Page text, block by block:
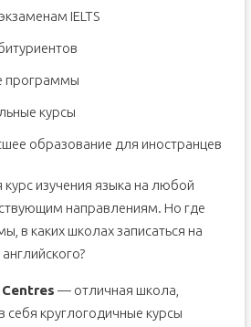
IELTS
программы
курсы
образование для иностранцев
курс изучения языка на любой
направлениям. Но где
в каких школах записаться на
— отличная школа,
круглогодичные курсы